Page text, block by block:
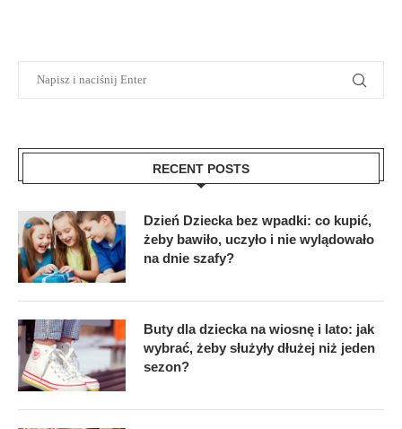
RECENT POSTS
Dzień Dziecka bez wpadki: co kupić,
żeby bawiło, uczyło i nie wylądowało
na dnie szafy?
Buty dla dziecka na wiosnę i lato: jak
wybrać, żeby służyły dłużej niż jeden
sezon?